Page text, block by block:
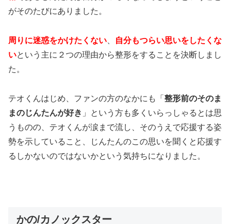
がそのたびにありました。
周りに迷惑をかけたくない
自分もつらい思いをしたくな
いという主に２つの理由から整形をすることを決断しまし
た。
テオくんはじめ、ファンの方のなかにも「 整形前のそのま
まのじんたんが好き 」という方も多くいらっしゃるとは思
うものの、テオくんが涙まで流し、そのうえで応援する姿
勢を示していること、じんたんのこの思いを聞くと応援す
るしかないのではないかという気持ちになりました。
かの/カノックスター